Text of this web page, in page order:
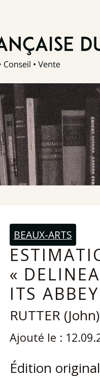
BEAUX-ARTS
«
ITS
RUTTER (John)
Ajouté le :
Édition